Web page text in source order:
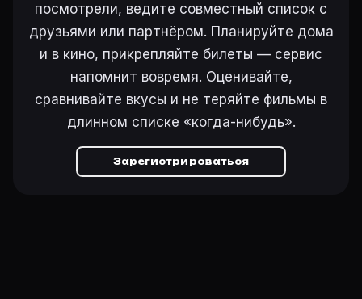
посмотрели, ведите совместный список с
друзьями или партнёром. Планируйте дома
и в кино, прикрепляйте билеты — сервис
напомнит вовремя. Оценивайте,
сравнивайте вкусы и не теряйте фильмы в
длинном списке «когда-нибудь».
Зарегистрироваться